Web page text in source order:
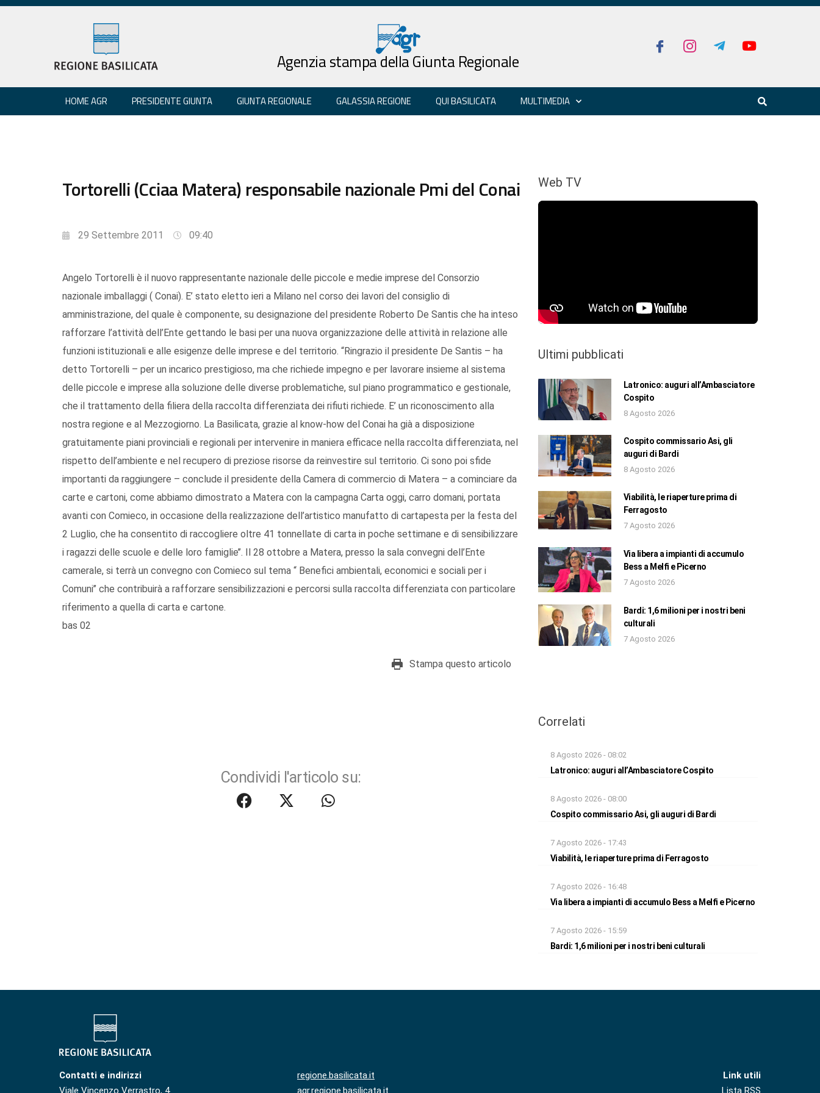
Agenzia stampa della Giunta Regionale
HOME AGR PRESIDENTE GIUNTA GIUNTA REGIONALE GALASSIA REGIONE QUI BASILICATA MULTIMEDIA
Tortorelli (Cciaa Matera) responsabile nazionale Pmi del Conai
29 Settembre 2011 09:40
Angelo Tortorelli è il nuovo rappresentante nazionale delle piccole e medie imprese del Consorzio
nazionale imballaggi ( Conai). E’ stato eletto ieri a Milano nel corso dei lavori del consiglio di
amministrazione, del quale è componente, su designazione del presidente Roberto De Santis che ha inteso
rafforzare l’attività dell’Ente gettando le basi per una nuova organizzazione delle attività in relazione alle
funzioni istituzionali e alle esigenze delle imprese e del territorio. “Ringrazio il presidente De Santis – ha
detto Tortorelli – per un incarico prestigioso, ma che richiede impegno e per lavorare insieme al sistema
delle piccole e imprese alla soluzione delle diverse problematiche, sul piano programmatico e gestionale,
che il trattamento della filiera della raccolta differenziata dei rifiuti richiede. E’ un riconoscimento alla
nostra regione e al Mezzogiorno. La Basilicata, grazie al know-how del Conai ha già a disposizione
gratuitamente piani provinciali e regionali per intervenire in maniera efficace nella raccolta differenziata, nel
rispetto dell’ambiente e nel recupero di preziose risorse da reinvestire sul territorio. Ci sono poi sfide
importanti da raggiungere – conclude il presidente della Camera di commercio di Matera – a cominciare da
carte e cartoni, come abbiamo dimostrato a Matera con la campagna Carta oggi, carro domani, portata
avanti con Comieco, in occasione della realizzazione dell’artistico manufatto di cartapesta per la festa del
2 Luglio, che ha consentito di raccogliere oltre 41 tonnellate di carta in poche settimane e di sensibilizzare
i ragazzi delle scuole e delle loro famiglie’’. Il 28 ottobre a Matera, presso la sala convegni dell’Ente
camerale, si terrà un convegno con Comieco sul tema “ Benefici ambientali, economici e sociali per i
Comuni’’ che contribuirà a rafforzare sensibilizzazioni e percorsi sulla raccolta differenziata con particolare
riferimento a quella di carta e cartone.
bas 02
Stampa questo articolo
Condividi l'articolo su:
Web TV
Ultimi pubblicati
Latronico: auguri all’Ambasciatore
Cospito
8 Agosto 2026
Cospito commissario Asi, gli
auguri di Bardi
8 Agosto 2026
Viabilità, le riaperture prima di
Ferragosto
7 Agosto 2026
Via libera a impianti di accumulo
Bess a Melfi e Picerno
7 Agosto 2026
Bardi: 1,6 milioni per i nostri beni
culturali
7 Agosto 2026
Correlati
8 Agosto 2026 - 08:02
Latronico: auguri all’Ambasciatore Cospito
8 Agosto 2026 - 08:00
Cospito commissario Asi, gli auguri di Bardi
7 Agosto 2026 - 17:43
Viabilità, le riaperture prima di Ferragosto
7 Agosto 2026 - 16:48
Via libera a impianti di accumulo Bess a Melfi e Picerno
7 Agosto 2026 - 15:59
Bardi: 1,6 milioni per i nostri beni culturali
Contatti e indirizzi
Viale Vincenzo Verrastro, 4
regione.basilicata.it
agr.regione.basilicata.it
Link utili
Lista RSS